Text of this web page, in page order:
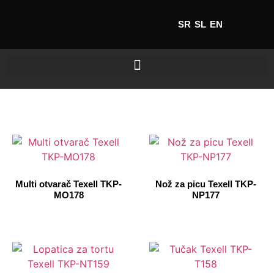
SR SL EN
Multi otvarač Texell TKP-
MO178
Nož za picu Texell TKP-
NP177